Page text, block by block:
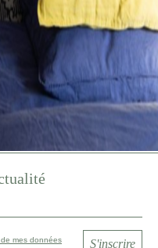
de mes données
S'inscrire